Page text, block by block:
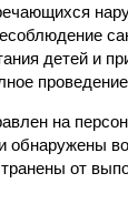
детей и
на
обнаружены
от